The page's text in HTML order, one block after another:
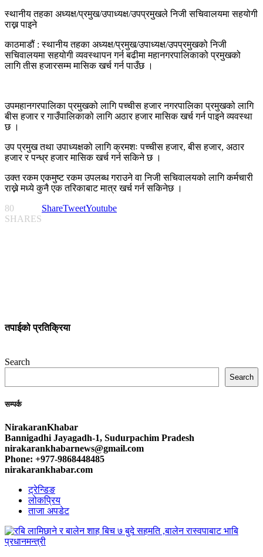
स्थानीय तहका अध्यक्ष/प्रमुख/उपाध्यक्ष/उपप्रमुखले निजी सचिवालयमा सहयोगी
राख्न पाइने
काठमाडौं : स्थानीय तहका अध्यक्ष/प्रमुख/उपाध्यक्ष/उपप्रमुखको निजी
सचिवालयमा सहयोगी व्यवस्थापन गर्न बढीमा महानगरपालिकाको प्रमुखको
लागि तीस हजारसम्म मासिक खर्च गर्न पाउँछ ।
उपमहानगरपालिका प्रमुखको लागि पच्चीस हजार नगरपालिका प्रमुखको लागि
बीस हजार र गाउँपालिकाको लागि अठार हजार मासिक खर्च गर्न पाइने व्यवस्था
छ ।
उप प्रमुख तथा उपाध्यक्षको लागि क्रमशः पच्चीस हजार, बीस हजार, अठार
हजार र पन्ध्र हजार मासिक खर्च गर्न सकिने छ ।
उक्त रकम एकमुष्ट रकम उपलब्ध गराउने वा निजी सचिवालयको लागि कर्मचारी
राख्ने मध्ये कुनै एक तरिकाबाट मात्र खर्च गर्न सकिनेछ ।
80
SHARES
ShareTweetYoutube
तपाईको प्रतिक्रिया
Search
Search
सम्पर्क
NirakaranKhabar
Bannigadhi Jayagadh-1, Sudurpachim Pradesh
nirakarankhabarnews@gmail.com
Phone: +977-9868448485
nirakarankhabar.com
ट्रेन्डिङ
लोकप्रिय
ताजा अपडेट